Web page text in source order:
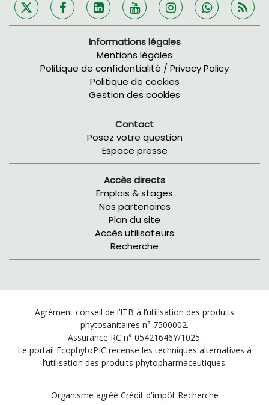
Informations légales
Mentions légales
Politique de confidentialité / Privacy Policy
Politique de cookies
Gestion des cookies
Contact
Posez votre question
Espace presse
Accès directs
Emplois & stages
Nos partenaires
Plan du site
Accès utilisateurs
Recherche
Agrément conseil de l’ITB à l’utilisation des produits
phytosanitaires n° 7500002.
Assurance RC n° 05421646Y/1025.
Le portail EcophytoPIC recense les techniques alternatives à
l’utilisation des produits phytopharmaceutiques.
Organisme agréé Crédit d'impôt Recherche